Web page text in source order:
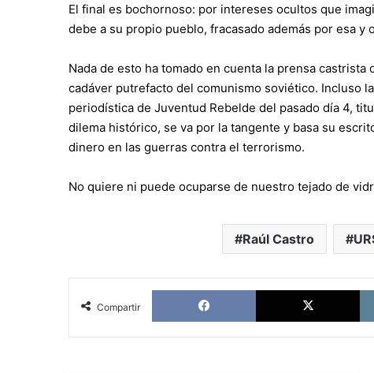
El final es bochornoso: por intereses ocultos que
debe a su propio pueblo, fracasado además por esa y
Nada de esto ha tomado en cuenta la prensa
cadáver putrefacto del comunismo soviético. Incluso
periodística de Juventud Rebelde del pasado día 4,
dilema histórico, se va por la tangente y basa su
dinero en las guerras contra el terrorismo.
No quiere ni puede ocuparse de nuestro tejado de
Raúl Castro
Compartir
Facebook X